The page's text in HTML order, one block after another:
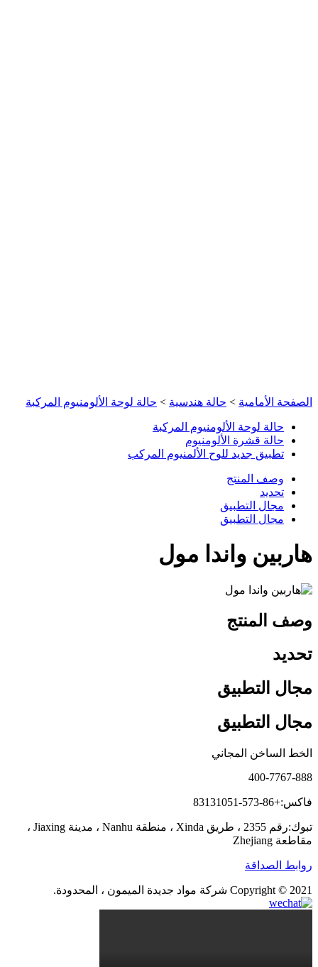
الصفحة الأمامية > حالة هندسية > حالة لوحة الألومنيوم المركبة
حالة لوحة الألومنيوم المركبة
حالة قشرة الألومنيوم
تطبيق جديد للوح الألمنيوم المركب
وصف المنتج
تحديد
مجال التطبيق
مجال التطبيق
هاربين واندا مول
وصف المنتج
تحديد
مجال التطبيق
مجال التطبيق
الخط الساخن المجاني
400-7767-888
فاكس:+86-573-83131051
تبوك:رقم 2355 ، طريق Xinda ، منطقة Nanhu ، مدينة Jiaxing ،
مقاطعة Zhejiang
روابط الصداقة
Copyright © 2021 شركة مواد جديدة الميمون ، المحدودة.